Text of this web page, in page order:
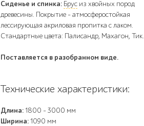
Сиденье и спинка: Брус из хвойных пород
древесины. Покрытие - атмосферостойкая
лессирующая акриловая пропитка с лаком.
Стандартные цвета: Палисандр, Махагон, Тик.
Поставляется в разобранном виде.
Технические характеристики:
Длина:1800 - 3000 мм
Ширина:1090 мм